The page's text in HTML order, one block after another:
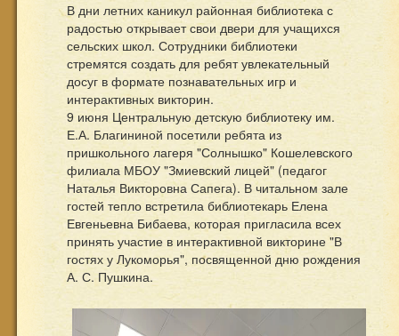
В дни летних каникул районная библиотека с
радостью открывает свои двери для учащихся
сельских школ. Сотрудники библиотеки
стремятся создать для ребят увлекательный
досуг в формате познавательных игр и
интерактивных викторин.
9 июня Центральную детскую библиотеку им.
Е.А. Благининой посетили ребята из
пришкольного лагеря "Солнышко" Кошелевского
филиала МБОУ "Змиевский лицей" (педагог
Наталья Викторовна Сапега). В читальном зале
гостей тепло встретила библиотекарь Елена
Евгеньевна Бибаева, которая пригласила всех
принять участие в интерактивной викторине "В
гостях у Лукоморья", посвященной дню рождения
А. С. Пушкина.